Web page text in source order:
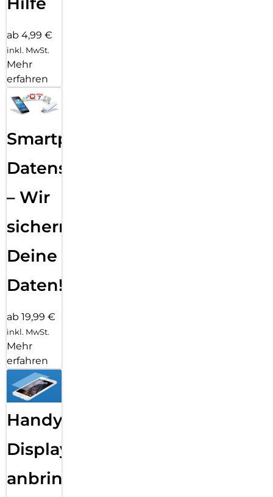
ab 4,99 €
inkl. MwSt.
Mehr
erfahren
Smartphone
Datensicherung
– Wir
sichern
Deine
Daten!
ab 19,99 €
inkl. MwSt.
Mehr
erfahren
Handy
Displayfolie
anbringen